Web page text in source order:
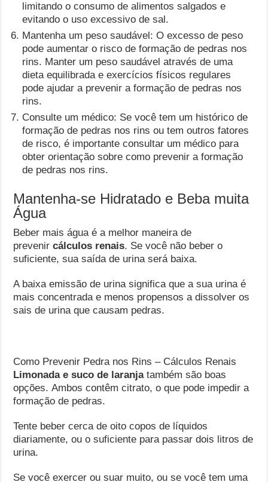
limitando o consumo de alimentos salgados e
evitando o uso excessivo de sal.
Mantenha um peso saudável: O excesso de peso
pode aumentar o risco de formação de pedras nos
rins. Manter um peso saudável através de uma
dieta equilibrada e exercícios físicos regulares
pode ajudar a prevenir a formação de pedras nos
rins.
Consulte um médico: Se você tem um histórico de
formação de pedras nos rins ou tem outros fatores
de risco, é importante consultar um médico para
obter orientação sobre como prevenir a formação
de pedras nos rins.
Mantenha-se Hidratado e Beba muita
Água
Beber mais água é a melhor maneira de
prevenircálculos renais. Se você não beber o
suficiente, sua saída de urina será baixa.
A baixa emissão de urina significa que a sua urina é
mais concentrada e menos propensos a dissolver os
sais de urina que causam pedras.
Como Prevenir Pedra nos Rins – Cálculos Renais
Limonada e suco de laranjatambém são boas
opções. Ambos contêm citrato, o que pode impedir a
formação de pedras.
Tente beber cerca de oito copos de líquidos
diariamente, ou o suficiente para passar dois litros de
urina.
Se você exercer ou suar muito, ou se você tem uma